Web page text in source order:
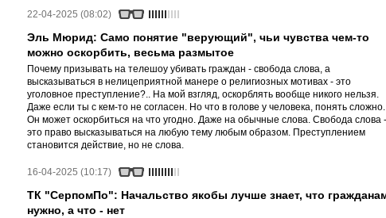
22-04-2025 (08:02)
Эль Мюрид: Само понятие "верующий", чьи чувства чем-то
можно оскорбить, весьма размытое
Почему призывать на телешоу убивать граждан - свобода слова, а
высказываться в нелицеприятной манере о религиозных мотивах - это
уголовное преступление?.. На мой взгляд, оскорблять вообще никого нельзя.
Даже если ты с кем-то не согласен. Но что в голове у человека, понять сложно.
Он может оскорбиться на что угодно. Даже на обычные слова. Свобода слова -
это право высказываться на любую тему любым образом. Преступлением
становится действие, но не слова.
16-04-2025 (10:17)
ТК "СерпомПо": Начальство якобы лучше знает, что
нужно, а что - нет